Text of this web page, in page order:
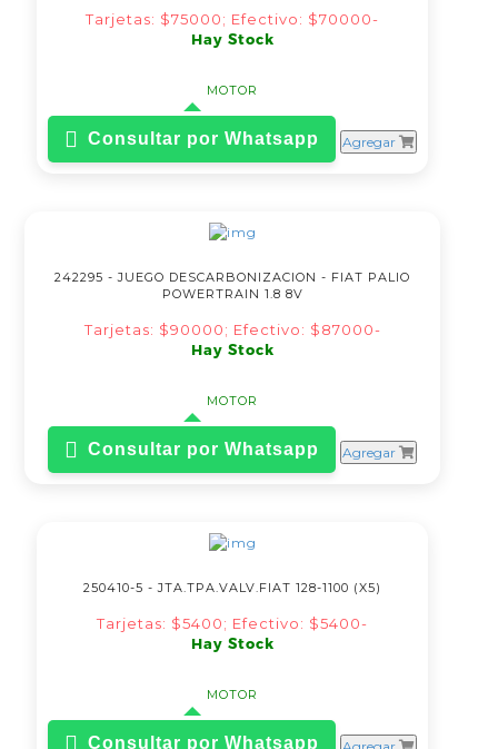
Tarjetas: $75000; Efectivo: $70000-
Hay Stock
MOTOR
Consultar por Whatsapp Agregar
242295 - JUEGO DESCARBONIZACION - FIAT PALIO
POWERTRAIN 1.8 8V
Tarjetas: $90000; Efectivo: $87000-
Hay Stock
MOTOR
Consultar por Whatsapp Agregar
250410-5 - JTA.TPA.VALV.FIAT 128-1100 (X5)
Tarjetas: $5400; Efectivo: $5400-
Hay Stock
MOTOR
Consultar por Whatsapp